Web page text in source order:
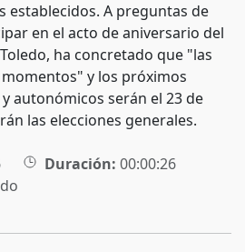
establecidos. A preguntas de
en el acto de aniversario del
ha concretado que "las
y los próximos
autonómicos serán el 23 de
las elecciones generales.
Duración: 00:00:26